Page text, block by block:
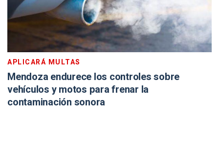
APLICARÁ MULTAS
Mendoza endurece los controles sobre
vehículos y motos para frenar la
contaminación sonora